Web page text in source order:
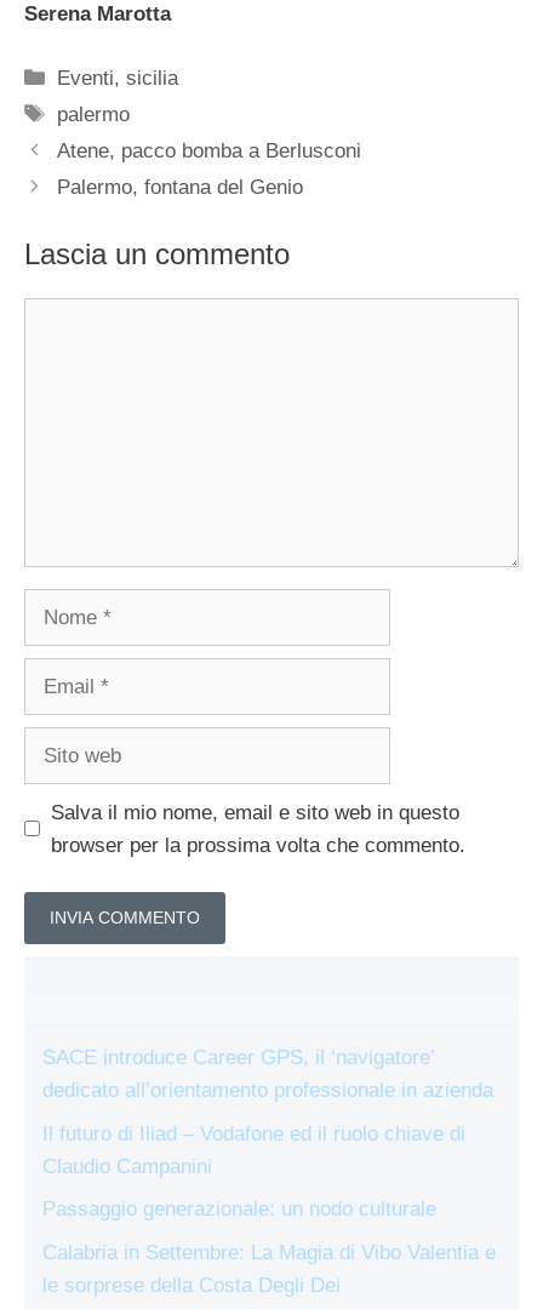
Serena Marotta
Categorie
Eventi,sicilia
Tag
palermo
Atene, pacco bomba a Berlusconi
Palermo, fontana del Genio
Lascia un commento
Salva il mio nome, email e sito web in questo
browser per la prossima volta che commento.
SACE introduce Career GPS, il ‘navigatore’
dedicato all’orientamento professionale in azienda
Il futuro di Iliad – Vodafone ed il ruolo chiave di
Claudio Campanini
Passaggio generazionale: un nodo culturale
Calabria in Settembre: La Magia di Vibo Valentia e
le sorprese della Costa Degli Dei